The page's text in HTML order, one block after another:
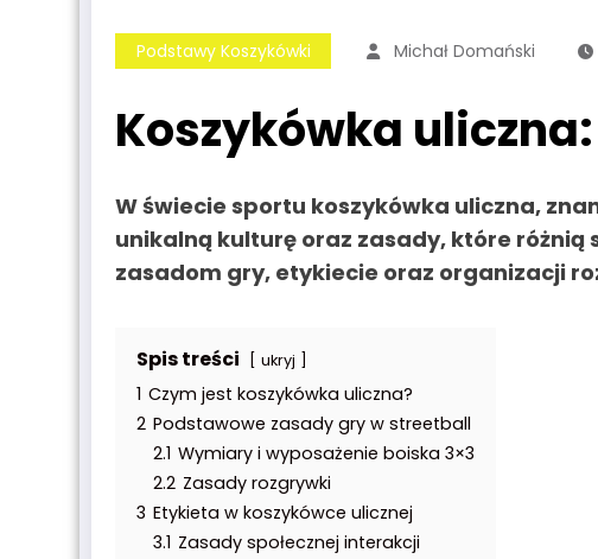
Podstawy Koszykówki Michał Domański
Koszykówka
W świecie sportu koszykówka uliczna,
unikalną kulturę oraz zasady, które
zasadom gry, etykiecie oraz organizacji
Spis treści ukryj
1 Czym jest koszykówka uliczna?
2 Podstawowe zasady gry w streetball
2.1 Wymiary i wyposażenie boiska 3×3
2.2 Zasady rozgrywki
3 Etykieta w koszykówce ulicznej
3.1 Zasady społecznej interakcji